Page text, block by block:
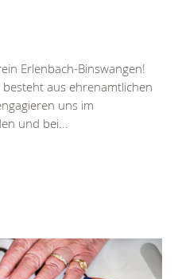
Erlenbach-Binswangen!
aus ehrenamtlichen
uns im
und bei...